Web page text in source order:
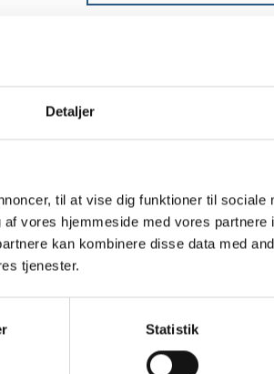
Detaljer
til at vise dig funktioner til sociale
vores hjemmeside med vores partnere
kan kombinere disse data med
tjenester.
Statistik
Backpackerlife
Dupper
-
Black
Diamond
Z-
rubber
tip
Dupper til vandrestave -
1-2 dages levering Fri
BESKRIVELSE
vandrestave fra verdenskendte Black
justering. De kan foldes 3 gange, så de